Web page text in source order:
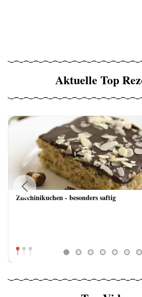
Aktuelle Top
Zucchinikuchen - besonders saftig
Previous